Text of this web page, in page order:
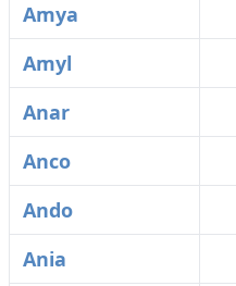
Amya
Amyl
Anar
Anco
Ando
Ania